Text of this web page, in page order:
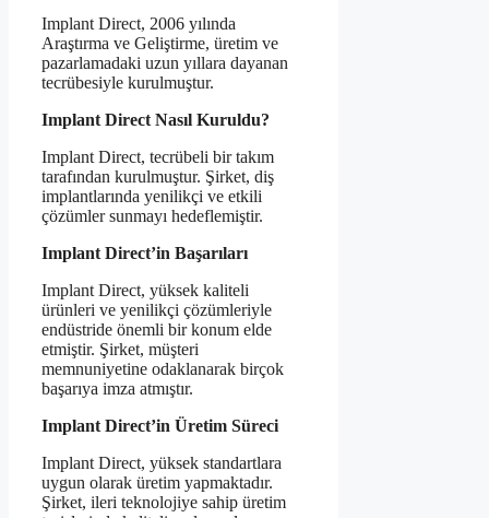
Implant Direct, 2006 yılında
Araştırma ve Geliştirme, üretim ve
pazarlamadaki uzun yıllara dayanan
tecrübesiyle kurulmuştur.
Implant Direct Nasıl Kuruldu?
Implant Direct, tecrübeli bir takım
tarafından kurulmuştur. Şirket, diş
implantlarında yenilikçi ve etkili
çözümler sunmayı hedeflemiştir.
Implant Direct’in Başarıları
Implant Direct, yüksek kaliteli
ürünleri ve yenilikçi çözümleriyle
endüstride önemli bir konum elde
etmiştir. Şirket, müşteri
memnuniyetine odaklanarak birçok
başarıya imza atmıştır.
Implant Direct’in Üretim Süreci
Implant Direct, yüksek standartlara
uygun olarak üretim yapmaktadır.
Şirket, ileri teknolojiye sahip üretim